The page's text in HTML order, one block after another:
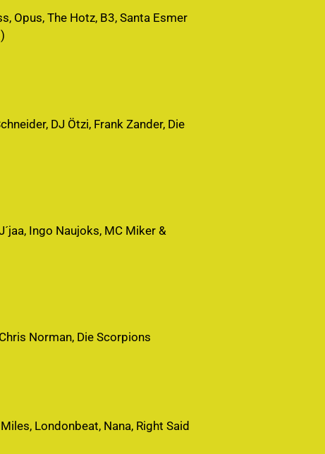
Opus, The Hotz, B3, Santa Esmer
DJ Ötzi, Frank Zander, Die
Ingo Naujoks, MC Miker &
Norman, Die Scorpions
Londonbeat, Nana, Right Said